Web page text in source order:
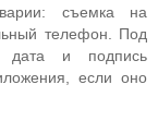
съемка на
телефон. Под
дата и подпись
если оно